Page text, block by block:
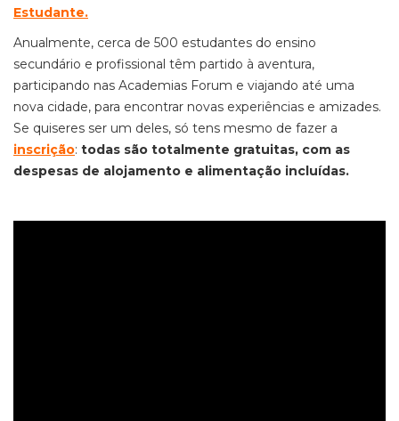
Estudante.
Anualmente, cerca de 500 estudantes do ensino
secundário e profissional têm partido à aventura,
participando nas Academias Forum e viajando até uma
nova cidade, para encontrar novas experiências e amizades.
Se quiseres ser um deles, só tens mesmo de fazer a
inscrição: todas são totalmente gratuitas, com as
despesas de alojamento e alimentação incluídas.